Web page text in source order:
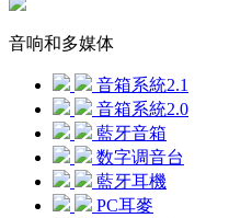
音响和多媒体
音箱系統2.1
音箱系統2.0
藍牙音箱
数字调音台
藍牙耳機
PC耳麥